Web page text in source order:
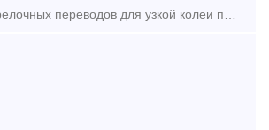
Производство стрелочных переводов для узкой колеи по любому проекту СП 18 СП24 СП33 СП43 СП50